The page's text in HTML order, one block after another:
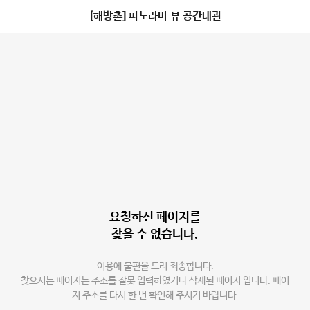
[해방촌] 파노라마 뷰 공간대관
요청하신 페이지를
찾을 수 없습니다.
이용에 불편을 드려 죄송합니다.
찾으시는 페이지는 주소를 잘못 입력하였거나 삭제된 페이지 입니다. 페이
지 주소를 다시 한 번 확인해 주시기 바랍니다.